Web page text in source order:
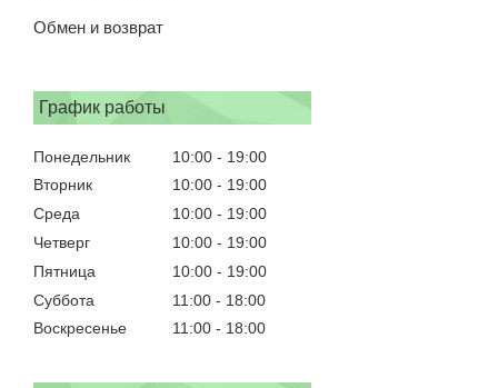
Обмен и возврат
График работы
Понедельник 10:00
19:00
Вторник
10:00
19:00
Среда
10:00
19:00
Четверг
10:00
19:00
Пятница
10:00
19:00
Суббота
11:00
18:00
Воскресенье
11:00 18:00